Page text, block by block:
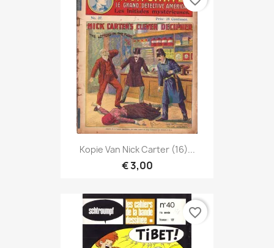
Kopie Van Nick Carter (16)...
€ 3,00
favorite_border